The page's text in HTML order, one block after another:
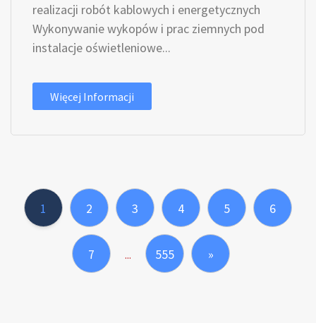
realizacji robót kablowych i energetycznych
Wykonywanie wykopów i prac ziemnych pod
instalacje oświetleniowe...
Więcej Informacji
1 2 3 4 5 6
7 ... 555 »